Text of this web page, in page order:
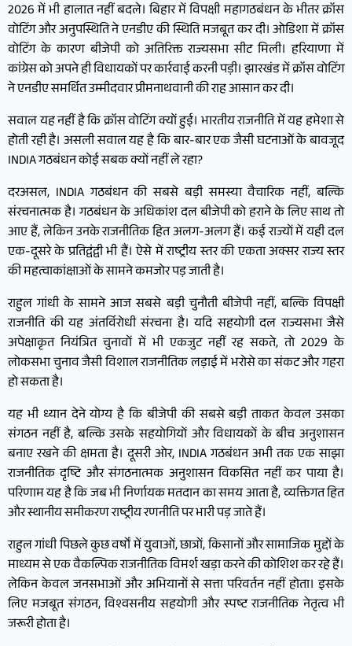
2026 में भी हालात नहीं बदले। बिहार में विपक्षी महागठबंधन के भीतर क्रॉस
वोटिंग और अनुपस्थिति ने एनडीए की स्थिति मजबूत कर दी। ओडिशा में क्रॉस
वोटिंग के कारण बीजेपी को अतिरिक्त राज्यसभा सीट मिली। हरियाणा में
कांग्रेस को अपने ही विधायकों पर कार्रवाई करनी पड़ी। झारखंड में क्रॉस वोटिंग
ने एनडीए समर्थित उम्मीदवार प्रीमनाथवानी की राह आसान कर दी।
सवाल यह नहीं है कि क्रॉस वोटिंग क्यों हुई। भारतीय राजनीति में यह हमेशा से
होती रही है। असली सवाल यह है कि बार-बार एक जैसी घटनाओं के बावजूद
INDIA गठबंधन कोई सबक क्यों नहीं ले रहा?
दरअसल, INDIA गठबंधन की सबसे बड़ी समस्या वैचारिक नहीं, बल्कि
संरचनात्मक है। गठबंधन के अधिकांश दल बीजेपी को हराने के लिए साथ तो
आए हैं, लेकिन उनके राजनीतिक हित अलग-अलग हैं। कई राज्यों में यही दल
एक-दूसरे के प्रतिद्वंद्वी भी हैं। ऐसे में राष्ट्रीय स्तर की एकता अक्सर राज्य स्तर
की महत्वाकांक्षाओं के सामने कमजोर पड़ जाती है।
राहुल गांधी के सामने आज सबसे बड़ी चुनौती बीजेपी नहीं, बल्कि विपक्षी
राजनीति की यह अंतर्विरोधी संरचना है। यदि सहयोगी दल राज्यसभा जैसे
अपेक्षाकृत नियंत्रित चुनावों में भी एकजुट नहीं रह सकते, तो 2029 के
लोकसभा चुनाव जैसी विशाल राजनीतिक लड़ाई में भरोसे का संकट और गहरा
हो सकता है।
यह भी ध्यान देने योग्य है कि बीजेपी की सबसे बड़ी ताकत केवल उसका
संगठन नहीं है, बल्कि उसके सहयोगियों और विधायकों के बीच अनुशासन
बनाए रखने की क्षमता है। दूसरी ओर, INDIA गठबंधन अभी तक एक साझा
राजनीतिक दृष्टि और संगठनात्मक अनुशासन विकसित नहीं कर पाया है।
परिणाम यह है कि जब भी निर्णायक मतदान का समय आता है, व्यक्तिगत हित
और स्थानीय समीकरण राष्ट्रीय रणनीति पर भारी पड़ जाते हैं।
राहुल गांधी पिछले कुछ वर्षों में युवाओं, छात्रों, किसानों और सामाजिक मुद्दों के
माध्यम से एक वैकल्पिक राजनीतिक विमर्श खड़ा करने की कोशिश कर रहे हैं।
लेकिन केवल जनसभाओं और अभियानों से सत्ता परिवर्तन नहीं होता। इसके
लिए मजबूत संगठन, विश्वसनीय सहयोगी और स्पष्ट राजनीतिक नेतृत्व भी
जरूरी होता है।